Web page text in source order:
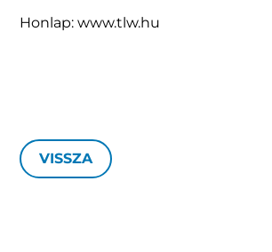
Honlap: www.tlw.hu
VISSZA